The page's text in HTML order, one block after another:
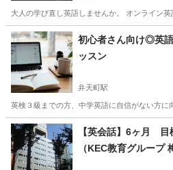
大人の学び直し英語しませんか。 オンライン
大阪 大阪市 英語/基礎英語
初心者さん向け◎英
ッスン
弁天町駅
英検３級までの方、中学英語に自信がない方
大阪 大阪市 弁天町駅 英会話
【英会話】6ヶ月 目
（KEC教育グループ